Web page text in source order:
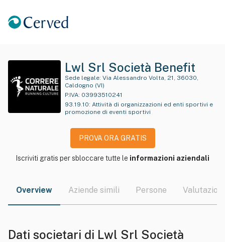
Lwl Srl Società Benefit
Sede legale:
Caldogno (VI)
P.IVA: 03993510241
93.19.10: Attività di organizzazioni ed enti sportivi e
promozione di eventi sportivi
PROVA ORA GRATIS
Iscriviti gratis per sbloccare tutte le informazioni aziendali
Overview Aziende simili Persone Valutazioni
Dati societari di Lwl Srl Società